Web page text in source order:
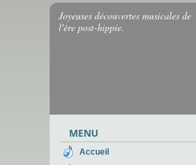
Joyeuses découvertes musicales de
l'ère post-hippie.
MENU
Accueil